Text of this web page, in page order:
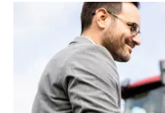
Scopri di più Finanziamenti